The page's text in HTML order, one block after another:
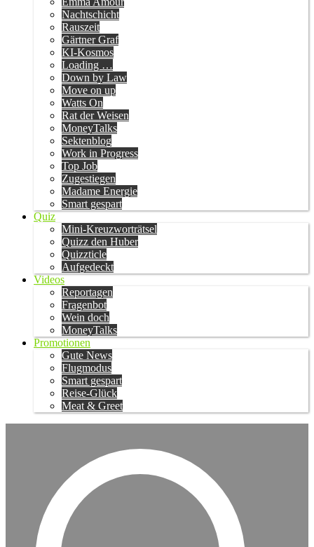
Nachtschicht
Rauszeit
Gärtner Graf
KI-Kosmos
Loading …
Down by Law
Move on up
Watts On
Rat der Weisen
MoneyTalks
Sektenblog
Work in Progress
Top Job
Zugestiegen
Madame Energie
Smart gespart
Quiz
Mini-Kreuzworträtsel
Quizz den Huber
Quizzticle
Aufgedeckt
Videos
Reportagen
Fragenbot
Wein doch
MoneyTalks
Promotionen
Gute News
Flugmodus
Smart gespart
Reise-Glück
Meat & Greet